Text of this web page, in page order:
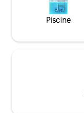
Piscine